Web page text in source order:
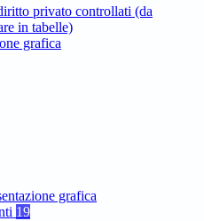
privato controllati (da
in tabelle)
grafica
grafica
19